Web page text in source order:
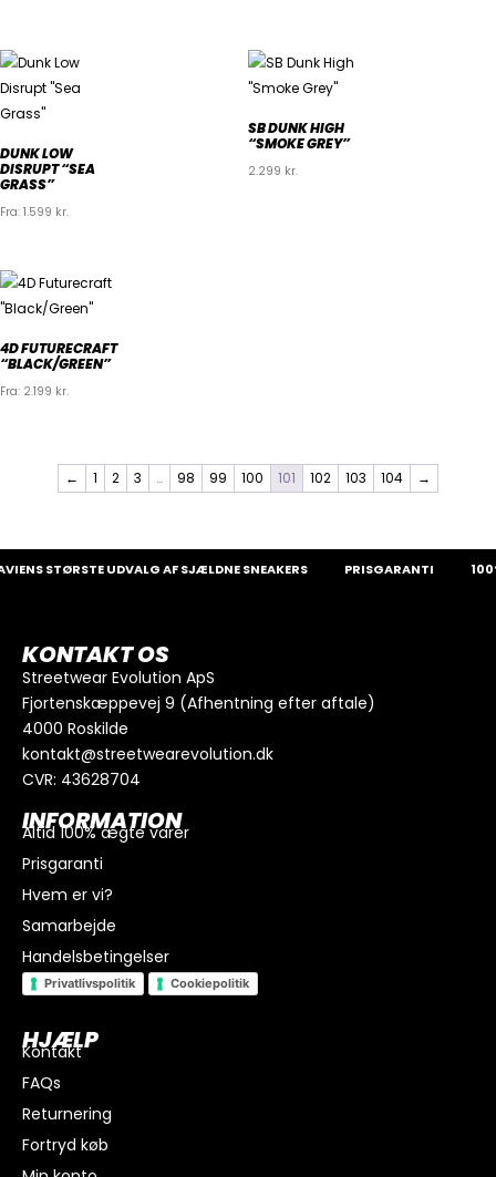
I alt
Køb for
DUNK LOW
DISRUPT “SEA
GRASS”
Fra: 1.599 kr.
SB DUNK HIGH
“SMOKE GREY”
2.299 kr.
4D FUTURECRAFT
“BLACK/GREEN”
Fra: 2.199 kr.
← 1 2 3 … 98 99 100 101 102 103 104 →
STØRSTE UDVALG AF SJÆLDNE SNEAKERS PRISGARANTI
KONTAKT OS
Streetwear Evolution ApS
Fjortenskæppevej 9 (Afhentning efter aftale)
4000 Roskilde
kontakt@streetwearevolution.dk
CVR: 43628704
INFORMATION
Altid 100% ægte varer
Prisgaranti
Hvem er vi?
Samarbejde
Handelsbetingelser
Privatlivspolitik Cookiepolitik
HJÆLP
Kontakt
FAQs
Returnering
Fortryd køb